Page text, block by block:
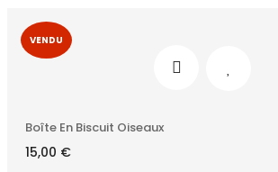
VENDU
Boîte En Biscuit Oiseaux
15,00 €